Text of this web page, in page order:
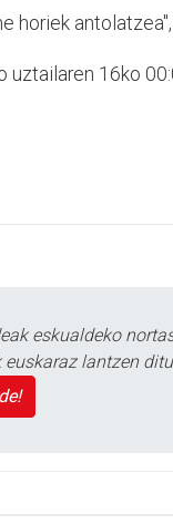
horiek
uztailaren 16ko
eskualdeko
lantzen